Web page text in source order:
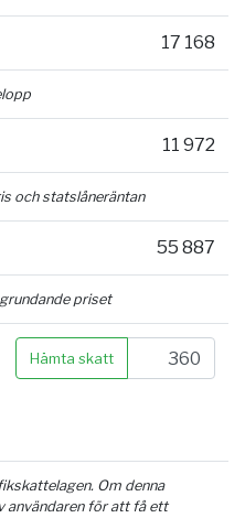
17 168
11 972
och statslåneräntan
55 887
priset
Hämta skatt
Om denna
användaren för att få ett